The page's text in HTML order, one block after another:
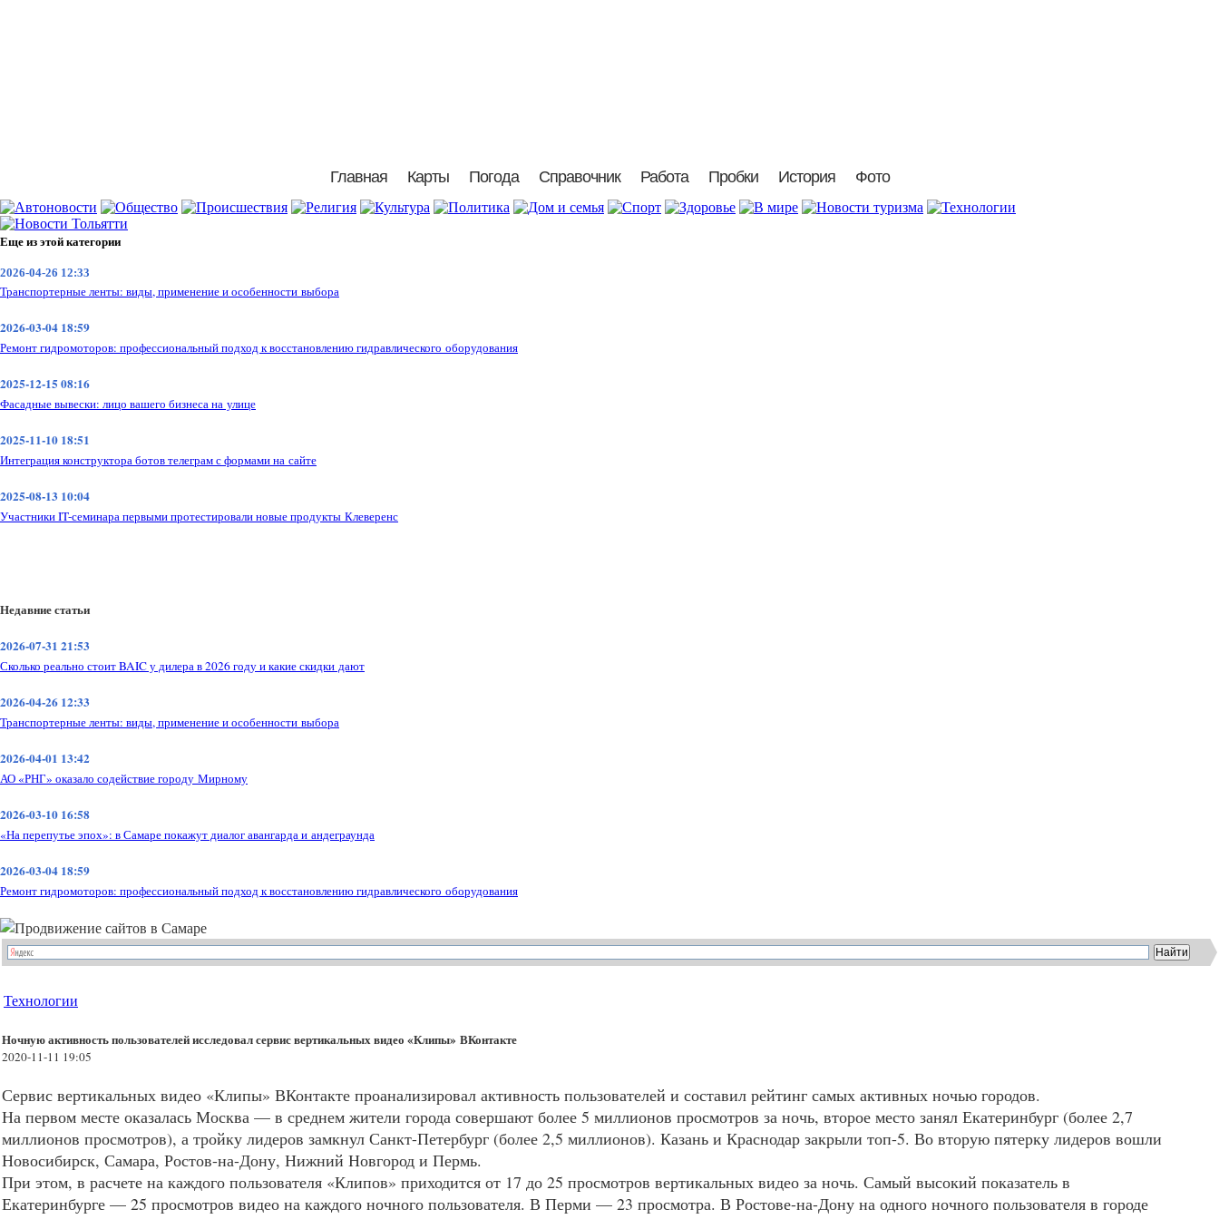
Главная Карты Погода Справочник Работа Пробки История Фото
Еще из этой категории
2026-04-26 12:33
Транспортерные ленты: виды, применение и особенности выбора
2026-03-04 18:59
Ремонт гидромоторов: профессиональный подход к восстановлению гидравлического оборудования
2025-12-15 08:16
Фасадные вывески: лицо вашего бизнеса на улице
2025-11-10 18:51
Интеграция конструктора ботов телеграм с формами на сайте
2025-08-13 10:04
Участники IT-семинара первыми протестировали новые продукты Клеверенс
Недавние статьи
2026-07-31 21:53
Сколько реально стоит BAIC у дилера в 2026 году и какие скидки дают
2026-04-26 12:33
Транспортерные ленты: виды, применение и особенности выбора
2026-04-01 13:42
АО «РНГ» оказало содействие городу Мирному
2026-03-10 16:58
«На перепутье эпох»: в Самаре покажут диалог авангарда и андеграунда
2026-03-04 18:59
Ремонт гидромоторов: профессиональный подход к восстановлению гидравлического оборудования
Технологии
Ночную активность пользователей исследовал сервис вертикальных видео «Клипы» ВКонтакте
2020-11-11 19:05
Сервис вертикальных видео «Клипы» ВКонтакте проанализировал активность пользователей и составил рейтинг самых активных ночью городов.
На первом месте оказалась Москва — в среднем жители города совершают более 5 миллионов просмотров за ночь, второе место занял Екатеринбург (более 2,7
миллионов просмотров), а тройку лидеров замкнул Санкт-Петербург (более 2,5 миллионов). Казань и Краснодар закрыли топ-5. Во вторую пятерку лидеров вошли
Новосибирск, Самара, Ростов-на-Дону, Нижний Новгород и Пермь.
При этом, в расчете на каждого пользователя «Клипов» приходится от 17 до 25 просмотров вертикальных видео за ночь. Самый высокий показатель в
Екатеринбурге — 25 просмотров видео на каждого ночного пользователя. В Перми — 23 просмотра. В Ростове-на-Дону на одного ночного пользователя в городе